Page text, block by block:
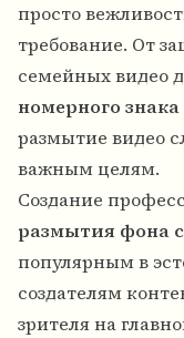
просто
требование. От
семейных видео
номерного знака
размытие видео
важным целям.
Создание
размытия фона
популярным в
создателям
зрителя на